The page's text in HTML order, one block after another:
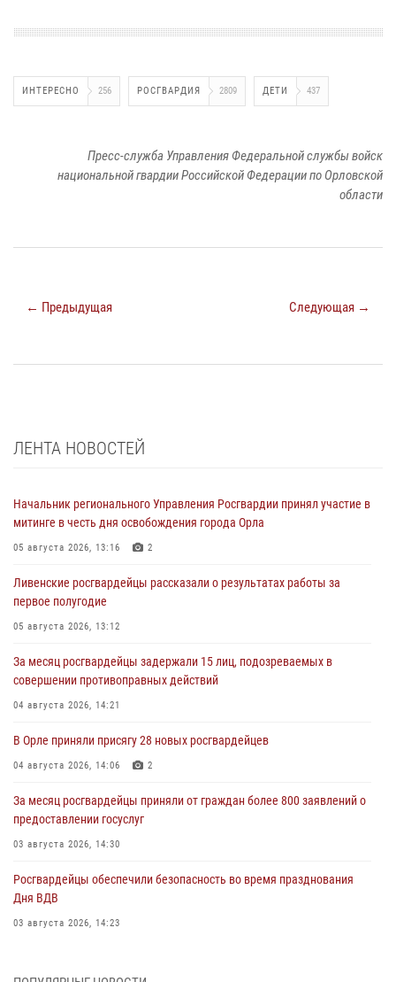
ИНТЕРЕСНО 256 РОСГВАРДИЯ 2809 ДЕТИ 437
Пресс-служба Управления Федеральной службы войск
национальной гвардии Российской Федерации по Орловской
области
← Предыдущая Следующая →
ЛЕНТА НОВОСТЕЙ
Начальник регионального Управления Росгвардии принял участие в
митинге в честь дня освобождения города Орла
05 августа 2026, 13:16 2
Ливенские росгвардейцы рассказали о результатах работы за
первое полугодие
05 августа 2026, 13:12
За месяц росгвардейцы задержали 15 лиц, подозреваемых в
совершении противоправных действий
04 августа 2026, 14:21
В Орле приняли присягу 28 новых росгвардейцев
04 августа 2026, 14:06 2
За месяц росгвардейцы приняли от граждан более 800 заявлений о
предоставлении госуслуг
03 августа 2026, 14:30
Росгвардейцы обеспечили безопасность во время празднования
Дня ВДВ
03 августа 2026, 14:23
участке